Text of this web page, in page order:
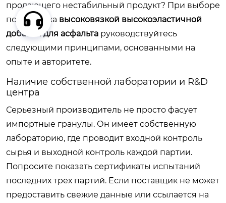
продающего нестабильный продукт? При выборе
поставщика высоковязкой высокоэластичной
добавки для асфальта руководствуйтесь
следующими принципами, основанными на
опыте и авторитете.
Наличие собственной лаборатории и R&D
центра
Серьезный производитель не просто фасует
импортные гранулы. Он имеет собственную
лабораторию, где проводит входной контроль
сырья и выходной контроль каждой партии.
Попросите показать сертификаты испытаний
последних трех партий. Если поставщик не может
предоставить свежие данные или ссылается на